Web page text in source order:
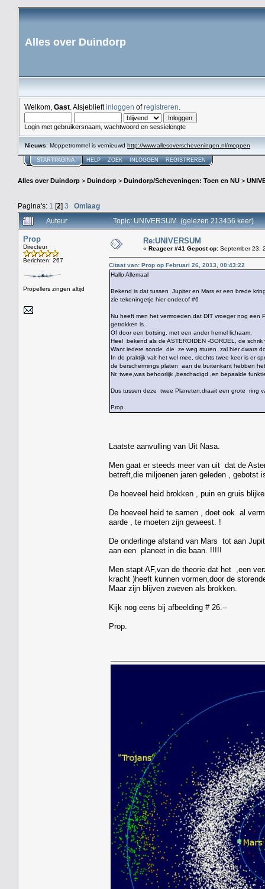
Alles over Duindorp
Welkom, Gast . Alsjeblieftinloggen ofregistreren
Login met gebruikersnaam, wachtwoord en sessielengte
Nieuws: Moppetrommel is vernieuwd http://www.allesoverscheveningen.nl/moppen
STARTPAGINA HELP ZOEK INLOGGEN REGISTREREN
Alles over Duindorp > Duindorp > Duindorp/Scheveningen: Toen en NU >
Pagina's: 1 [2] 3
Omlaag
Auteur
Topic: UNIVERSUM (gelezen 213456 keer)
Prop
Directeur
Berichten: 267
Propellers zingen altijd
Re:UNIVERSUM
« Reageer #41 Gepost op: September 23,
Citaat van: Prop op Februari 26, 2013, 00:43:22
Hallo Allemaal
Bekend is dat tussen Jupiter en Mars er een brede
zie tekeningetje hier onder.of #6
Nu heeft men het vermoeden,dat DIT vroeger nog een
getrokken is.
Of door een botsing. met een ander hemel lichaam.
Heel bekend als de ASTEROIDEN -GORDEL, de schrik
Want iedere sonde die ze weg sturen zal hier dwars
In de praktijk valt het wel mee, slechts twee keer is er
de berschermings platen aan de buitenkant hebben
Nr. twee,was behoorlijk ,beschadigd ,en bepaalde
Dus tussen deze twee Planeten,draait een grote ring
Prop.
Laatste aanvulling van Uit Nasa.
Men gaat er steeds meer van uit dat de
betreft,die miljoenen jaren geleden , gebotst
De hoeveel heid brokken , puin en gruis
De hoeveel heid te samen , doet ook al
aarde , te moeten zijn geweest. !
De onderlinge afstand van Mars tot aan
aan een planeet in die baan. !!!!!
Men stapt AF,van de theorie dat het ,een
kracht )heeft kunnen vormen,door de
Maar zijn blijven zweven als brokken.
Kijk nog eens bij afbeelding # 26.--
Prop.